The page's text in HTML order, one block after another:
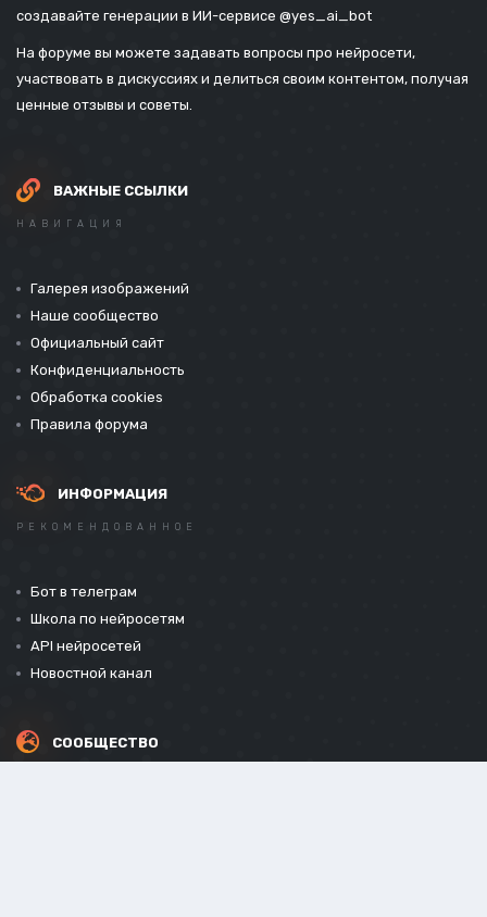
создавайте генерации в ИИ-сервисе @yes_ai_bot
На форуме вы можете задавать вопросы про нейросети,
участвовать в дискуссиях и делиться своим контентом, получая
ценные отзывы и советы.
ВАЖНЫЕ ССЫЛКИ
НАВИГАЦИЯ
Галерея изображений
Наше сообщество
Официальный сайт
Конфиденциальность
Обработка cookies
Правила форума
ИНФОРМАЦИЯ
РЕКОМЕНДОВАННОЕ
Бот в телеграм
Школа по нейросетям
API нейросетей
Новостной канал
СООБЩЕСТВО